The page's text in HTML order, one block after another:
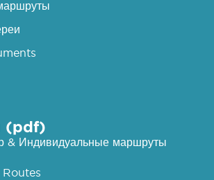
(pdf)
& Индивидуальные маршруты